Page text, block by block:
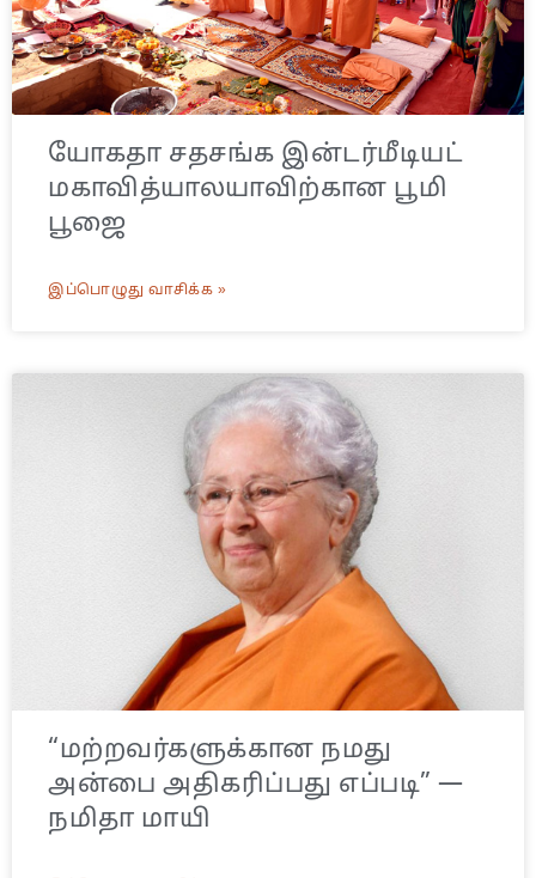
யோகதா சதசங்க இன்டர்மீடியட்
மகாவித்யாலயாவிற்கான பூமி
பூஜை
இப்பொழுது வாசிக்க »
“மற்றவர்களுக்கான நமது
அன்பை அதிகரிப்பது எப்படி” —
நமிதா மாயி